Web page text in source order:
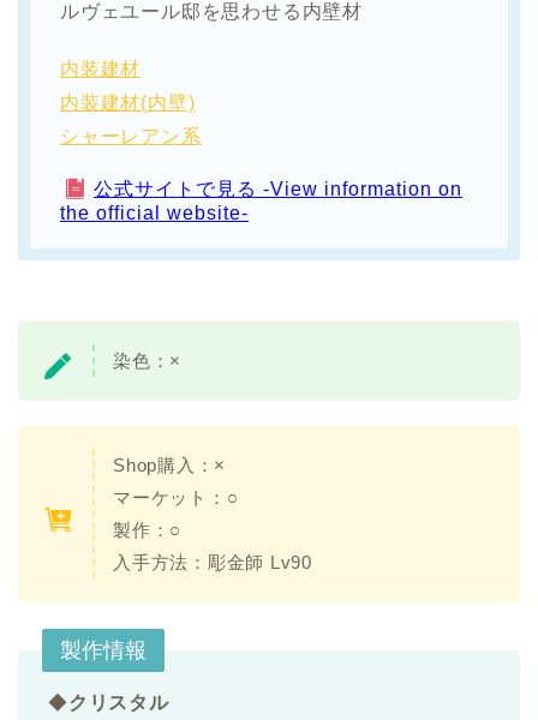
ルヴェユール邸を思わせる内壁材
内装建材
内装建材(内壁)
シャーレアン系
公式サイトで見る -View information on
the official website-
染色： ×
Shop購入：×
マーケット：○
製作：○
入手方法： 彫金師 Lv90
製作情報
◆クリスタル